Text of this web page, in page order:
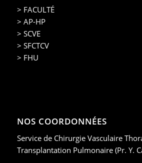
> FACULTÉ
> AP-HP
> SCVE
> SFCTCV
> FHU
NOS COORDONNÉES
Service de Chirurgie Vasculaire
Transplantation Pulmonaire (Pr. Y.